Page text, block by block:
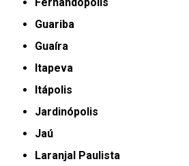
Guariba
Guaíra
Itapeva
Itápolis
Jardinópolis
Jaú
Laranjal Paulista